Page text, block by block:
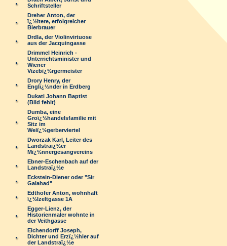
Schriftsteller
Dreher Anton, der
ï¿½ltere, erfolgreicher
Bierbrauer
Drdla, der Violinvirtuose
aus der Jacquingasse
Drimmel Heinrich -
Unterrichtsminister und
Wiener
Vizebï¿½rgermeister
Drory Henry, der
Englï¿½nder in Erdberg
Dukati Johann Baptist
(Bild fehlt)
Dumba, eine
Groï¿½handelsfamilie mit
Sitz im
Weiï¿½gerberviertel
Dworzak Karl, Leiter des
Landstraï¿½er
Mï¿½nnergesangvereins
Ebner-Eschenbach auf der
Landstraï¿½e
Eckstein-Diener oder "Sir
Galahad"
Edthofer Anton, wohnhaft
ï¿½lzeltgasse 1A
Egger-Lienz, der
Historienmaler wohnte in
der Veithgasse
Eichendorff Joseph,
Dichter und Erzï¿½hler auf
der Landstraï¿½e